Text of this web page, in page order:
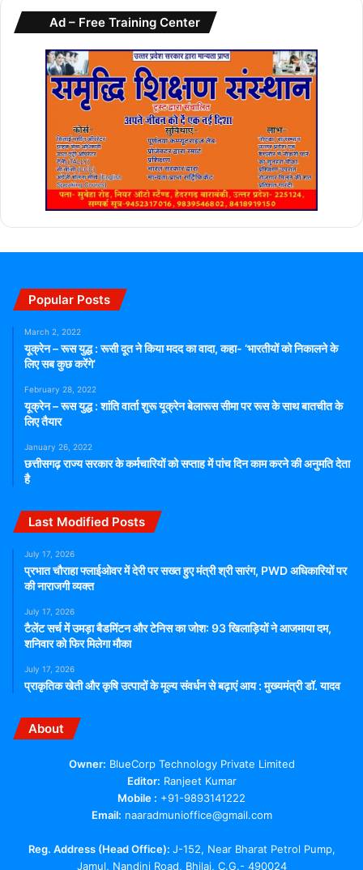
Ad – Free Training Center
Popular Posts
March 2, 2022
यूक्रेन – रूस युद्ध : रूसी दूत ने किया मदद का वादा, कहा- ‘भारतीयों को निकालने के
लिए सब कुछ करेंगे’
February 28, 2022
यूक्रेन – रूस युद्ध : शांति वार्ता शुरू यूक्रेन बेलारूस सीमा पर रूस के साथ बातचीत के
लिए तैयार
January 26, 2022
छत्तीसगढ़ राज्य सरकार के कर्मचारियों को सप्ताह में पांच दिन काम करने की अनुमति देता
है
Last Modified Posts
July 17, 2026
प्रभात चौराहा फ्लाईओवर में देरी पर सख्त हुए मंत्री श्री सारंग, PWD अधिकारियों पर
की नाराजगी व्यक्त
July 17, 2026
टैलेंट सर्च में उमड़ा बैडमिंटन और टेनिस का जोश: 93 खिलाड़ियों ने आजमाया दम,
शनिवार को फिर मिलेगा मौका
July 17, 2026
प्राकृतिक खेती और कृषि उत्पादों के मूल्य संवर्धन से बढ़ाएं आय : मुख्यमंत्री डॉ. यादव
About
Owner: BlueCorp Technology Private Limited
Editor: Ranjeet Kumar
Mobile : +91-9893141222
Email: naaradmunioffice@gmail.com
Reg. Address (Head Office): J-152, Near Bharat Petrol Pump,
Jamul, Nandini Road, Bhilai, C.G.- 490024